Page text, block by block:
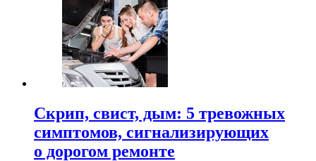
Скрип, свист, дым: 5 тревожных
симптомов, сигнализирующих
о дорогом ремонте